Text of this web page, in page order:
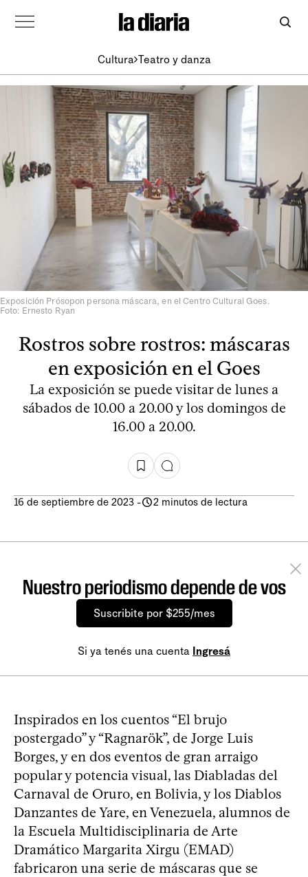
Cultura Teatro y danza
Exposición Prósopon persona máscara, en el Centro Cultural Goes.
Foto: Ernesto Ryan
Rostros sobre rostros: máscaras
en exposición en el Goes
La exposición se puede visitar de lunes a
sábados de 10.00 a 20.00 y los domingos de
16.00 a 20.00.
16 de septiembre de 2023 - 2 minutos de lectura
Nuestro periodismo depende de vos
Suscribite por $255/mes
Si ya tenés una cuenta Ingresá
Inspirados en los cuentos “El brujo
postergado” y “Ragnarök”, de Jorge Luis
Borges, y en dos eventos de gran arraigo
popular y potencia visual, las Diabladas del
Carnaval de Oruro, en Bolivia, y los Diablos
Danzantes de Yare, en Venezuela, alumnos de
la Escuela Multidisciplinaria de Arte
Dramático Margarita Xirgu (EMAD)
fabricaron una serie de máscaras que se